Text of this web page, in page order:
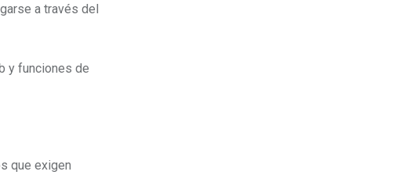
a través del
y funciones de
que exigen